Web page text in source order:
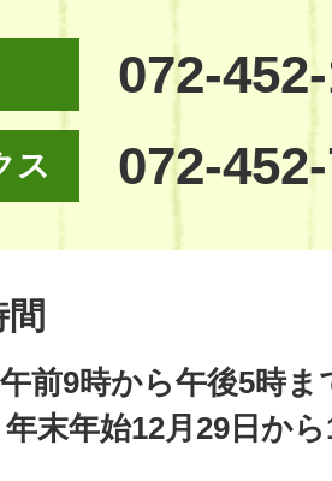
072-
ス 072-
午前9時から午後5時ま
末年始12月29日か